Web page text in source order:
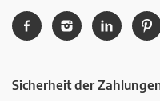
Sicherheit der